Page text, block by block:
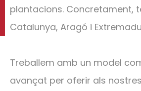
plantacions. Concretament,
Catalunya, Aragó i
Treballem amb un model
avançat per oferir als